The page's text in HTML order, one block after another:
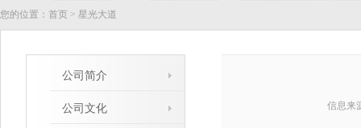
您的位置： 首页 > 星光大道
公司简介
公司文化 信息来